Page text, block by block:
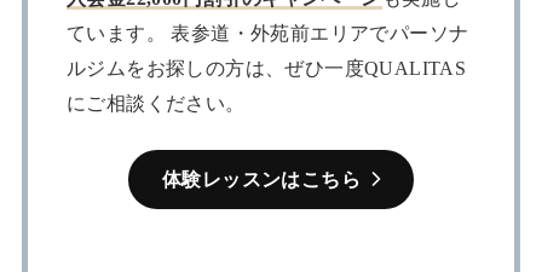
ています。 表参道・外苑前エリアでパーソナ
ルジムをお探しの方は、ぜひ一度QUALITAS
にご相談ください。
体験レッスンはこちら